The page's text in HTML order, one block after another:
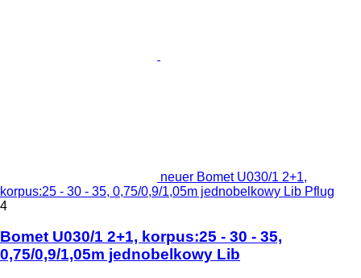
neuer Bomet U030/1 2+1,
korpus:25 - 30 - 35, 0,75/0,9/1,05m jednobelkowy Lib Pflug
4
Bomet U030/1 2+1, korpus:25 - 30 - 35,
0,75/0,9/1,05m jednobelkowy Lib